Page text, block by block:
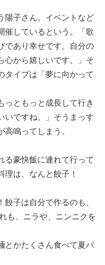
陽子さん。イベントなど
催しているという。「歌
であり幸せです。自分の
心から嬉しいです。」そ
タイプは「夢に向かって
っともっと成長して行き
いですね。」そうまっす
鳴ってしまう。
る豪快飯に連れて行って
は、なんと餃子！
子は自分で作るのも、
も、ニラや、ニンニクを
とかたくさん食べて夏バ